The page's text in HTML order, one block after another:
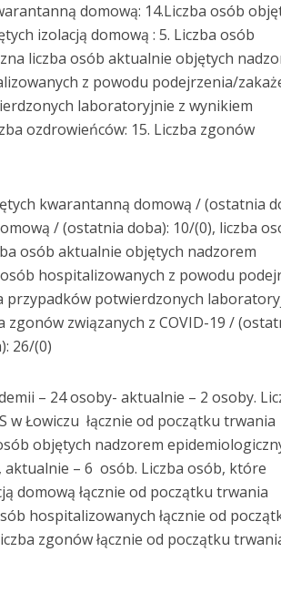
domową: 14.Liczba osób
izolacją domową : 5. Liczba osób
liczba osób aktualnie objętych
z powodu podejrzenia/
laboratoryjnie z wynikiem
ozdrowieńców: 15. Liczba zgonów
kwarantanną domową / (ostatnia
/ (ostatnia doba): 10/(0), liczba
osób aktualnie objętych nadzorem
hospitalizowanych z powodu
przypadków potwierdzonych
związanych z COVID-19 /
26/(0)
– 24 osoby- aktualnie – 2 osoby.
Łowiczu łącznie od początku trwania
objętych nadzorem
aktualnie – 6 osób. Liczba osób, które
domową łącznie od początku trwania
hospitalizowanych łącznie od
zgonów łącznie od początku